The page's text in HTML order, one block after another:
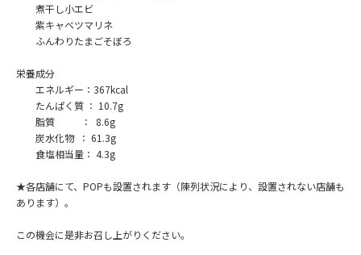
煮干し小エビ
紫キャベツマリネ
ふんわりたまごそぼろ
栄養成分
エネルギー：367kcal
たんぱく質 ： 10.7g
脂質 ： 8.6g
炭水化物 ： 61.3g
食塩相当量： 4.3g
★各店舗にて、POPも設置されます（陳列状況により、設置されない店舗も
あります）。
この機会に是非お召し上がりください。